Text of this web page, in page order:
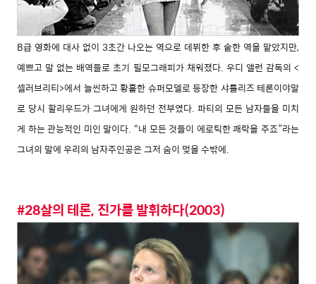
B급 영화에 대사 없이 3초간 나오는 역으로 데뷔한 후 숱한 역을 맡았지만,
예쁘고 말 없는 배역들로 초기 필모그래피가 채워졌다. 우디 앨런 감독의 <
셀러브리티>에서 늘씬하고 황홀한 슈퍼모델로 등장한 샤를리즈 테론이야말
로 당시 할리우드가 그녀에게 원하던 전부였다. 파티의 모든 남자들을 미치
게 하는 관능적인 미인 말이다. “내 모든 것들이 에로틱한 쾌락을 주죠”라는
그녀의 말에 우리의 남자주인공은 그저 숨이 멎을 수밖에.
#28살의 테론, 진가를 발휘하다(2003)